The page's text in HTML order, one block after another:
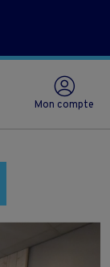
Mon compte